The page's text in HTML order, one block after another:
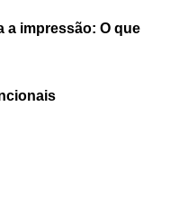
a impressão: O que